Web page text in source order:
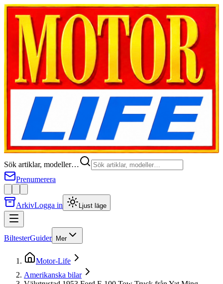
Sök artiklar, modeller…
Prenumerera
ArkivLogga in Ljust läge
BiltesterGuider Mer
Motor-Life
Amerikanska bilar